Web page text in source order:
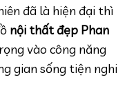
đã là hiện đại thì
nội thất đẹp Phan
vào công năng
gian sống tiện nghi